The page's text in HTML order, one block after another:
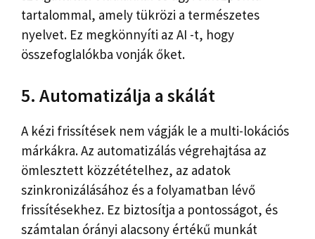
tartalommal, amely tükrözi a természetes
nyelvet. Ez megkönnyíti az AI -t, hogy
összefoglalókba vonják őket.
5. Automatizálja a skálát
A kézi frissítések nem vágják le a multi-lokációs
márkákra. Az automatizálás végrehajtása az
ömlesztett közzétételhez, az adatok
szinkronizálásához és a folyamatban lévő
frissítésekhez. Ez biztosítja a pontosságot, és
számtalan órányi alacsony értékű munkát